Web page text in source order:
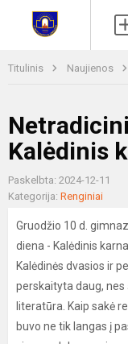
Titulinis Naujienos
Kalėdinis
Paskelbta: 2024-12-11
Kategorija: Renginiai
Gruodžio 10 d.
diena - Kalėdinis
Kalėdinės dvasios ir
perskaityta daug,
literatūra. Kaip sakė
buvo ne tik langas į